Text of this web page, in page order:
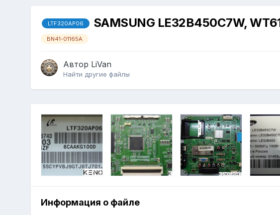
LTF320AP06 SAMSUNG LE32B450C7W,
BN41-01165A
Автор LiVan
Найти другие файлы
Информация о файле